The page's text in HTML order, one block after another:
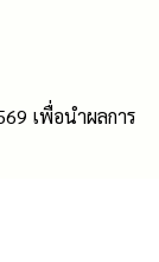
เพื่อนำผลการ